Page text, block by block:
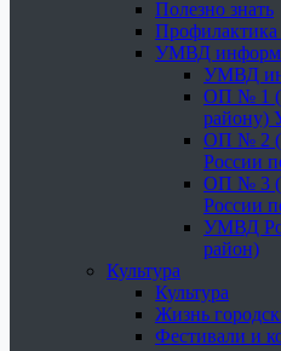
Полезно знать
УМВД
УМВД
ОП № 1
району)
ОП № 2
России
ОП № 3
России
УМВД
район)
Культура
Культура
Жизнь
Фестивали и